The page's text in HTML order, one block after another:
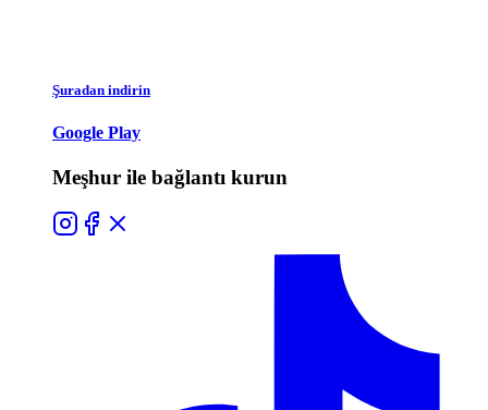
Şuradan indirin
Google Play
Meşhur ile bağlantı kurun